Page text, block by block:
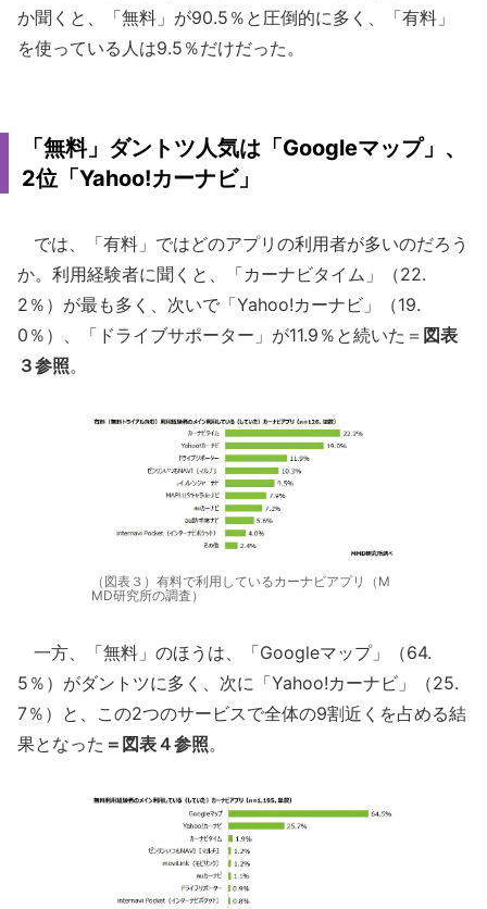
か聞くと、「無料」が90.5％と圧倒的に多く、「有料」
を使っている人は9.5％だけだった。
「無料」ダントツ人気は「Googleマップ」、
2位「Yahoo!カーナビ」
では、「有料」ではどのアプリの利用者が多いのだろう
か。利用経験者に聞くと、「カーナビタイム」（22.
2％）が最も多く、次いで「Yahoo!カーナビ」（19.
0％）、「ドライブサポーター」が11.9％と続いた＝ 図表
３参照。
（図表３）有料で利用しているカーナビアプリ（M
MD研究所の調査）
一方、「無料」のほうは、「Googleマップ」（64.
5％）がダントツに多く、次に「Yahoo!カーナビ」（25.
7％）と、この2つのサービスで全体の9割近くを占める結
果となった ＝図表４参照。